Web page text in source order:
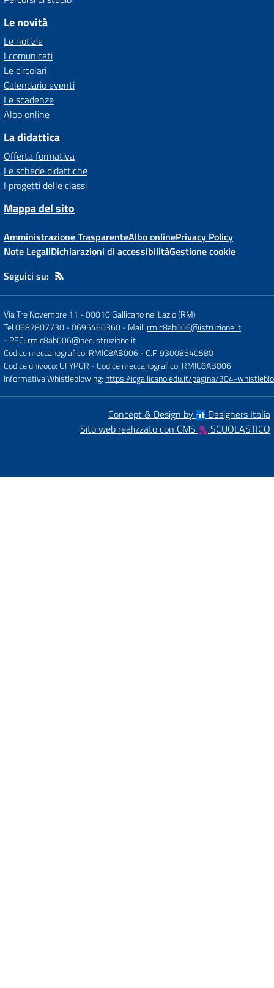
Le novità
Le notizie
I comunicati
Le circolari
Calendario eventi
Le scadenze
Albo online
La didattica
Offerta formativa
Le schede didattiche
I progetti delle classi
Mappa del sito
Amministrazione TrasparenteAlbo onlinePrivacy Policy
Note LegaliDichiarazioni di accessibilitàGestione cookie
Seguici su:
Via Tre Novembre 11 -00010 Gallicano nel Lazio (RM)
Tel 0687807730 - 0695460360- Mail: rmic8ab006@istruzione.it
- PEC: rmic8ab006@pec.istruzione.it
Codice meccanografico: RMIC8AB006- C.F. 93008540580
Codice univoco: UFYPGR - Codice meccanografico: RMIC8AB006
Informativa Whistleblowing: https://icgallicano.edu.it/pagina/304-
Concept & Design by
Designers Italia
Sito web realizzato con CMS
SCUOLASTICO